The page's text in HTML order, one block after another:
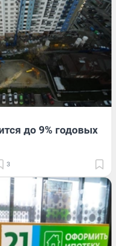
до 9% годовых
3